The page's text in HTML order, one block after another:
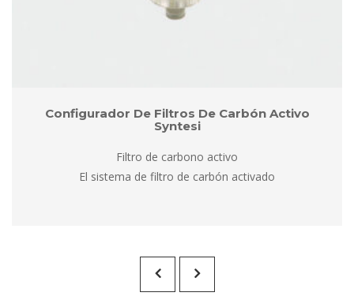
Configurador De Filtros De Carbón Activo
Syntesi
Filtro de carbono activo
El sistema de filtro de carbón activado